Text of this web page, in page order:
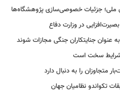
در وزارت دفاع
جنایتکاران جنگی مجازات شوند
شرایط سخت است
را به دنبال دارد
تکواندو نظامیان جهان